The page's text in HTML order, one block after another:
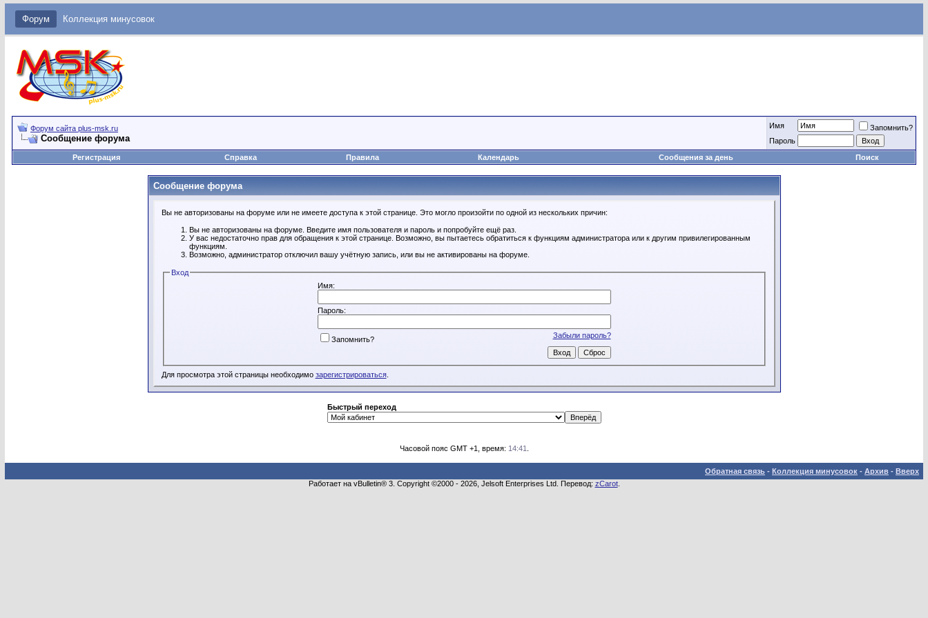
Форум Коллекция минусовок
Форум сайта plus-msk.ru
Сообщение форума
Имя
Запомнить?
Пароль
Регистрация
Справка Правила Календарь Сообщения за день Поиск
Сообщение форума
Вы не авторизованы на форуме или не имеете доступа к этой странице. Это могло произойти по одной из нескольких причин:
Вы не авторизованы на форуме. Введите имя пользователя и пароль и попробуйте ещё раз.
У вас недостаточно прав для обращения к этой странице. Возможно, вы пытаетесь обратиться к функциям администратора или к другим привилегированным
функциям.
Возможно, администратор отключил вашу учётную запись, или вы не активированы на форуме.
Вход
Имя:
Пароль:
Забыли пароль?
Запомнить?
Для просмотра этой страницы необходимо зарегистрироваться.
Быстрый переход
Часовой пояс GMT +1, время: 14:41
Обратная связь - Коллекция минусовок - Архив - Вверх
Работает на vBulletin® 3. Copyright ©2000 - 2026, Jelsoft Enterprises Ltd. Перевод: zCarot.